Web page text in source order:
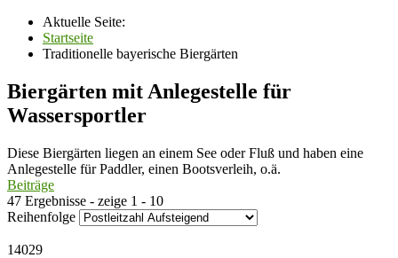
Aktuelle Seite:
Startseite
Traditionelle bayerische Biergärten
Biergärten mit Anlegestelle für
Wassersportler
Diese Biergärten liegen an einem See oder Fluß und haben eine
Anlegestelle für Paddler, einen Bootsverleih, o.ä.
Beiträge
47 Ergebnisse - zeige 1 - 10
Reihenfolge
14029